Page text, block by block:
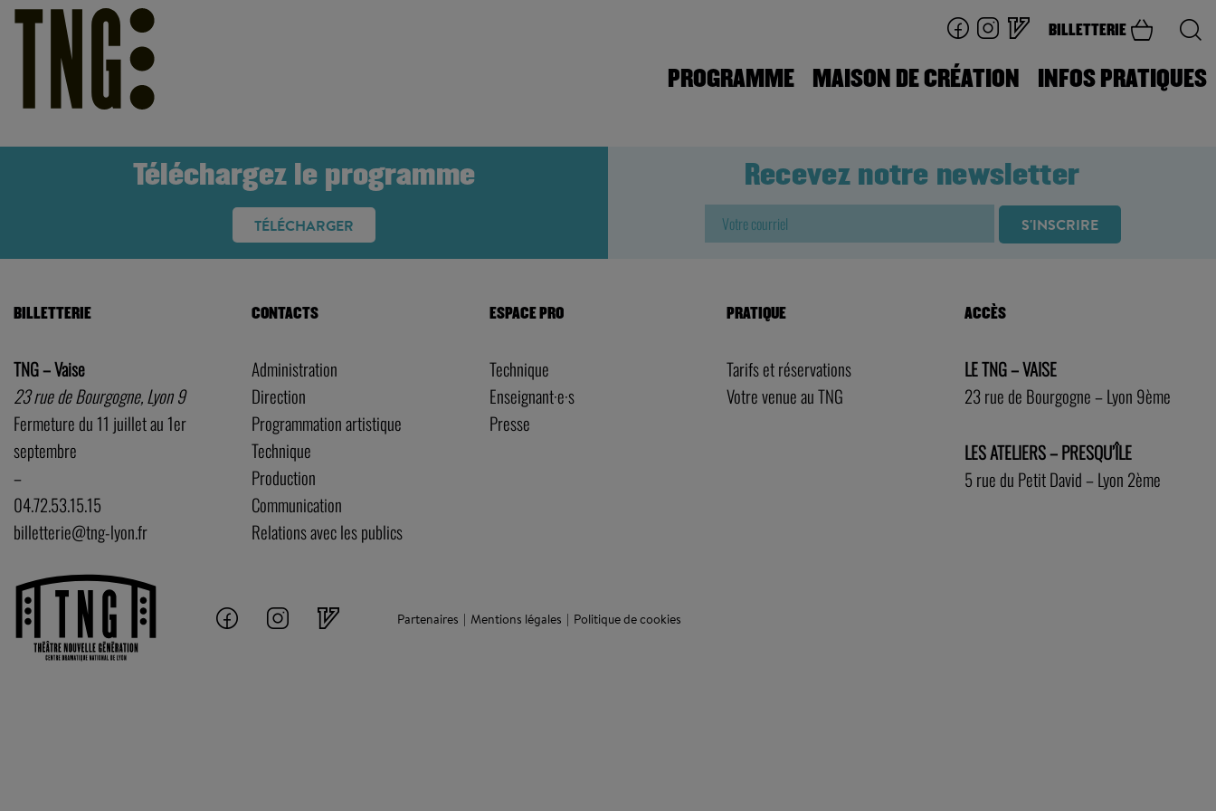
BILLETTERIE
PROGRAMME MAISON DE CRÉATION INFOS PRATIQUES
Téléchargez le programme
TÉLÉCHARGER
Recevez notre newsletter
BILLETTERIE
TNG – Vaise
23 rue de Bourgogne, Lyon 9
Fermeture du 11 juillet au 1er
septembre
–
04.72.53.15.15
billetterie@tng-lyon.fr
CONTACTS
Administration
Direction
Programmation artistique
Technique
Production
Communication
Relations avec les publics
ESPACE PRO
Technique
Enseignant·e·s
Presse
PRATIQUE
Tarifs et réservations
Votre venue au TNG
ACCÈS
LE TNG – VAISE
23 rue de Bourgogne – Lyon 9ème
LES ATELIERS – PRESQU’ÎLE
5 rue du Petit David – Lyon 2ème
Partenaires Mentions légales Politique de cookies